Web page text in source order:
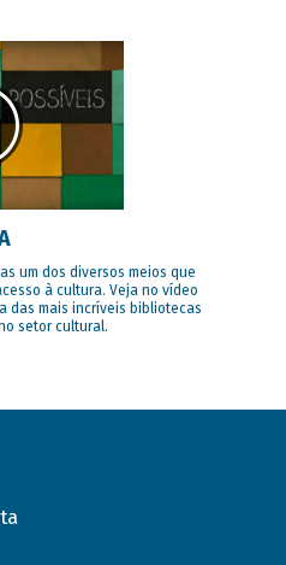
um dos diversos meios que
à cultura. Veja no vídeo
das mais incríveis bibliotecas
setor cultural.